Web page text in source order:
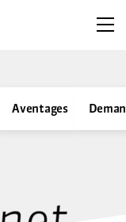
Aventages